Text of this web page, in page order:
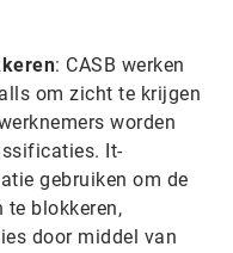
: CASB werken
om zicht te krijgen
worden
It-
gebruiken om de
blokkeren,
door middel van